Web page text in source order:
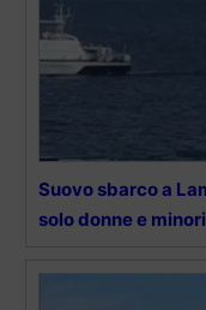
Suovo sbarco a
solo donne e minori